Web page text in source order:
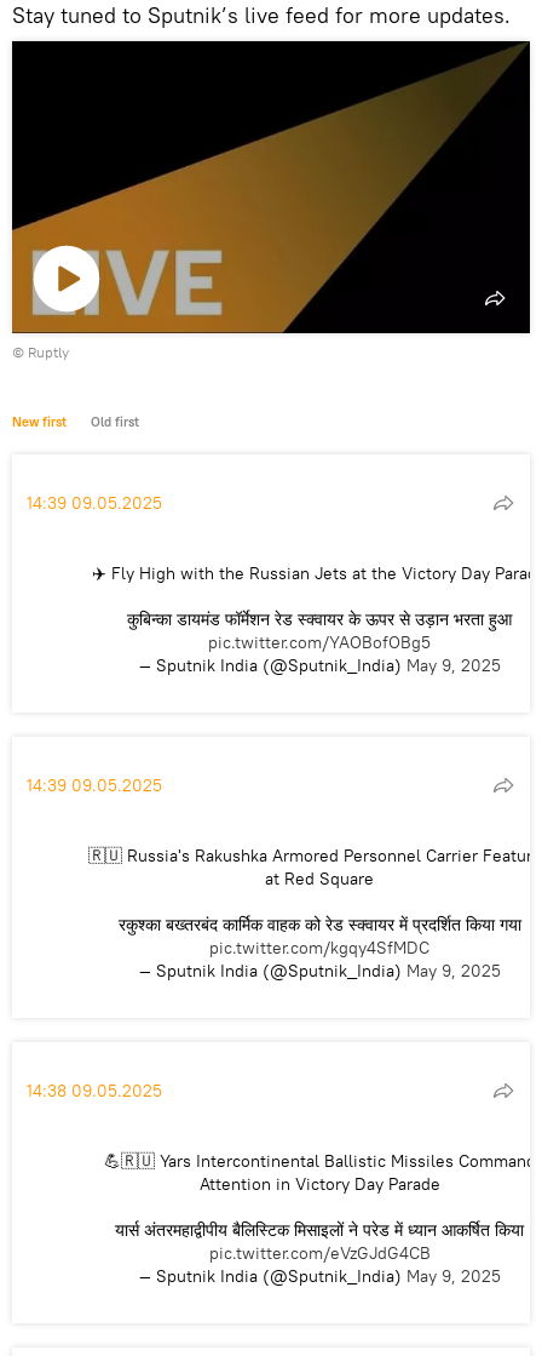
Stay tuned to Sputnik’s live feed for more updates.
video
© Ruptly
New first Old first
14:39 09.05.2025
✈️ Fly High with the Russian Jets at the Victory Day
कुबिन्का डायमंड फॉर्मेशन रेड स्क्वायर के ऊपर से उड़ान भरता हुआ
pic.twitter.com/YAOBofOBg5
— Sputnik India (@Sputnik_India) May 9, 2025
14:39 09.05.2025
🇷🇺 Russia's Rakushka Armored Personnel Carrier
at Red Square
रकुश्का बख्तरबंद कार्मिक वाहक को रेड स्क्वायर में प्रदर्शित किया गया
pic.twitter.com/kgqy4SfMDC
— Sputnik India (@Sputnik_India) May 9, 2025
14:38 09.05.2025
💪🇷🇺 Yars Intercontinental Ballistic Missiles Command
Attention in Victory Day Parade
यार्स अंतरमहाद्वीपीय बैलिस्टिक मिसाइलों ने परेड में ध्यान आकर्षित किया
pic.twitter.com/eVzGJdG4CB
— Sputnik India (@Sputnik_India) May 9, 2025